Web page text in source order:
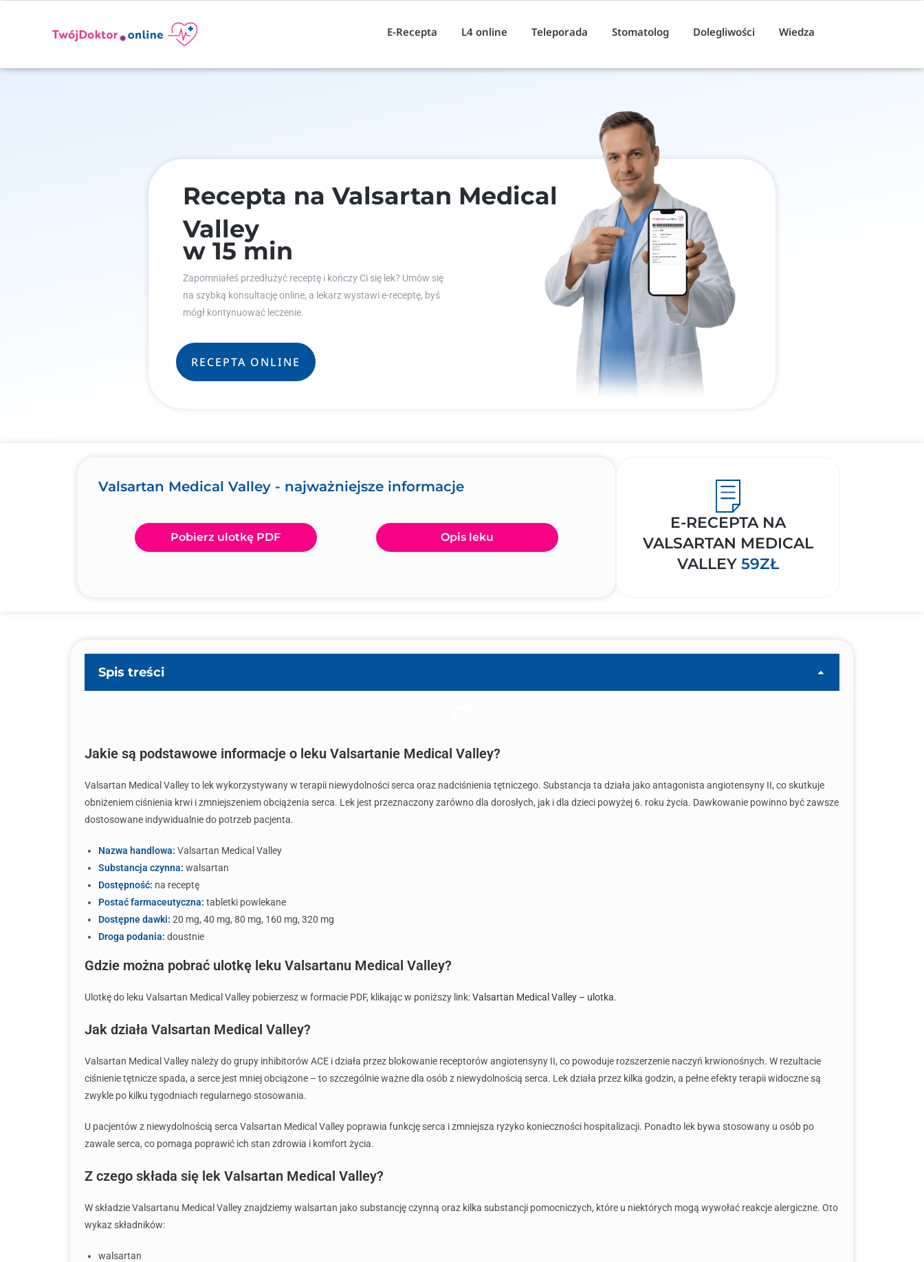
E-Recepta L4 online Teleporada Stomatolog Dolegliwości Wiedza
Recepta na Valsartan Medical
Valley
w 15 min
Zapomniałeś przedłużyć receptę i kończy Ci się lek? Umów się
na szybką konsultację online, a lekarz wystawi e-receptę, byś
mógł kontynuować leczenie.
RECEPTA ONLINE
Valsartan Medical Valley - najważniejsze informacje
Pobierz ulotkę PDF Opis leku
E-RECEPTA NA
VALSARTAN MEDICAL
VALLEY 59ZŁ
Spis treści
Jakie są podstawowe informacje o leku Valsartanie Medical Valley?
Valsartan Medical Valley to lek wykorzystywany w terapii niewydolności serca oraz nadciśnienia tętniczego. Substancja ta działa jako antagonista angiotensyny II, co skutkuje
obniżeniem ciśnienia krwi i zmniejszeniem obciążenia serca. Lek jest przeznaczony zarówno dla dorosłych, jak i dla dzieci powyżej 6. roku życia. Dawkowanie powinno być zawsze
dostosowane indywidualnie do potrzeb pacjenta.
Nazwa handlowa: Valsartan Medical Valley
Substancja czynna: walsartan
Dostępność: na receptę
Postać farmaceutyczna: tabletki powlekane
Dostępne dawki: 20 mg, 40 mg, 80 mg, 160 mg, 320 mg
Droga podania: doustnie
Gdzie można pobrać ulotkę leku Valsartanu Medical Valley?
Ulotkę do leku Valsartan Medical Valley pobierzesz w formacie PDF, klikając w poniższy link:Valsartan Medical Valley – ulotka.
Jak działa Valsartan Medical Valley?
Valsartan Medical Valley należy do grupy inhibitorów ACE i działa przez blokowanie receptorów angiotensyny II, co powoduje rozszerzenie naczyń krwionośnych. W rezultacie
ciśnienie tętnicze spada, a serce jest mniej obciążone – to szczególnie ważne dla osób z niewydolnością serca. Lek działa przez kilka godzin, a pełne efekty terapii widoczne są
zwykle po kilku tygodniach regularnego stosowania.
U pacjentów z niewydolnością serca Valsartan Medical Valley poprawia funkcję serca i zmniejsza ryzyko konieczności hospitalizacji. Ponadto lek bywa stosowany u osób po
zawale serca, co pomaga poprawić ich stan zdrowia i komfort życia.
Z czego składa się lek Valsartan Medical Valley?
W składzie Valsartanu Medical Valley znajdziemy walsartan jako substancję czynną oraz kilka substancji pomocniczych, które u niektórych mogą wywołać reakcje alergiczne. Oto
wykaz składników:
walsartan